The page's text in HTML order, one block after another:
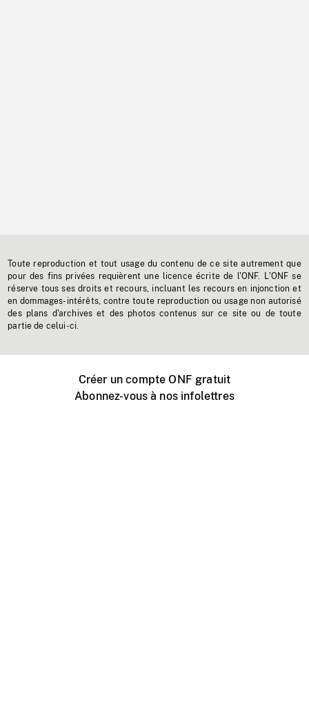
Toute reproduction et tout usage du contenu de ce site autrement que
pour des fins privées requièrent une licence écrite de l'ONF. L'ONF se
réserve tous ses droits et recours, incluant les recours en injonction et
en dommages-intérêts, contre toute reproduction ou usage non autorisé
des plans d'archives et des photos contenus sur ce site ou de toute
partie de celui-ci.
Créer un compte ONF gratuit
Abonnez-vous à nos infolettres